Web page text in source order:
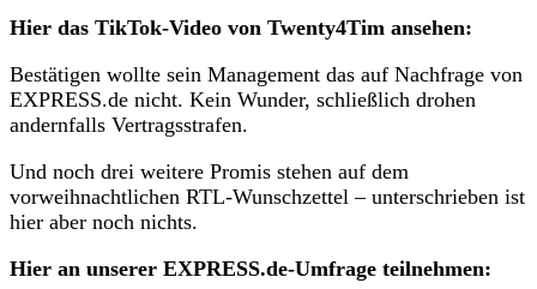
Hier das TikTok-Video von Twenty4Tim ansehen:
Bestätigen wollte sein Management das auf Nachfrage von
EXPRESS.de nicht. Kein Wunder, schließlich drohen
andernfalls Vertragsstrafen.
Und noch drei weitere Promis stehen auf dem
vorweihnachtlichen RTL-Wunschzettel – unterschrieben ist
hier aber noch nichts.
Hier an unserer EXPRESS.de-Umfrage teilnehmen: